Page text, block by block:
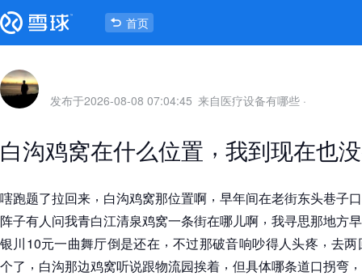
首页
发布于2026-08-08 07:04:45 来自医疗设备有哪些 ·
白沟鸡窝在什么位置 ， 我到现在也
嗐跑题了拉回来 ， 白沟鸡窝那位置啊 ， 早年间在老街东头巷子口
阵子有人问我青白江清泉鸡窝一条街在哪儿啊 ， 我寻思那地方
银川10元一曲舞厅倒是还在 ， 不过那破音响吵得人头疼 ， 去两
个了 ， 白沟那边鸡窝听说跟物流园挨着 ， 但具体哪条道口拐弯 ，